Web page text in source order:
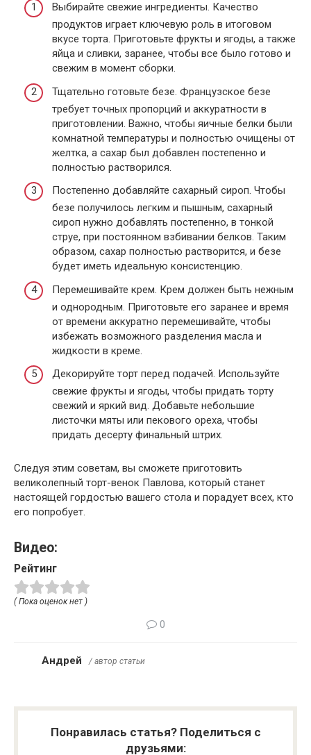
Выбирайте свежие ингредиенты. Качество
продуктов играет ключевую роль в итоговом
вкусе торта. Приготовьте фрукты и ягоды, а также
яйца и сливки, заранее, чтобы все было готово и
свежим в момент сборки.
Тщательно готовьте безе. Французское безе
требует точных пропорций и аккуратности в
приготовлении. Важно, чтобы яичные белки были
комнатной температуры и полностью очищены от
желтка, а сахар был добавлен постепенно и
полностью растворился.
Постепенно добавляйте сахарный сироп. Чтобы
безе получилось легким и пышным, сахарный
сироп нужно добавлять постепенно, в тонкой
струе, при постоянном взбивании белков. Таким
образом, сахар полностью растворится, и безе
будет иметь идеальную консистенцию.
Перемешивайте крем. Крем должен быть нежным
и однородным. Приготовьте его заранее и время
от времени аккуратно перемешивайте, чтобы
избежать возможного разделения масла и
жидкости в креме.
Декорируйте торт перед подачей. Используйте
свежие фрукты и ягоды, чтобы придать торту
свежий и яркий вид. Добавьте небольшие
листочки мяты или пекового ореха, чтобы
придать десерту финальный штрих.
Следуя этим советам, вы сможете приготовить
великолепный торт-венок Павлова, который станет
настоящей гордостью вашего стола и порадует всех, кто
его попробует.
Видео:
Рейтинг
( Пока оценок нет )
0
Андрей / автор статьи
Понравилась статья? Поделиться с
друзьями: